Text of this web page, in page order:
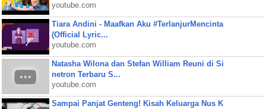
youtube.com
Tiara Andini - Maafkan Aku #TerlanjurMencinta
(Official Lyric...
youtube.com
Natasha Wilona dan Stefan William Reuni di Si
netron Terbaru S...
youtube.com
Sampai Panjat Genteng! Kisah Keluarga Nus K